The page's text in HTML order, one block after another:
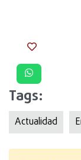
Tags:
Actualidad